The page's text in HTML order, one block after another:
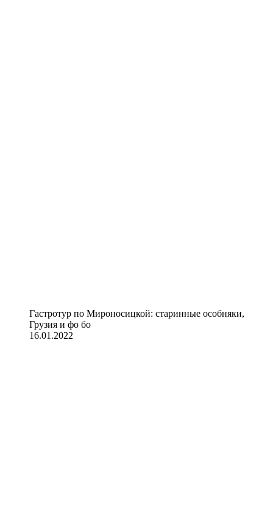
Гастротур по Мироносицкой: старинные особняки,
Грузия и фо бо
16.01.2022